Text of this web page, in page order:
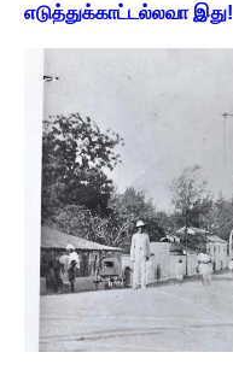
எடுத்துக்காட்டல்லவா இது!